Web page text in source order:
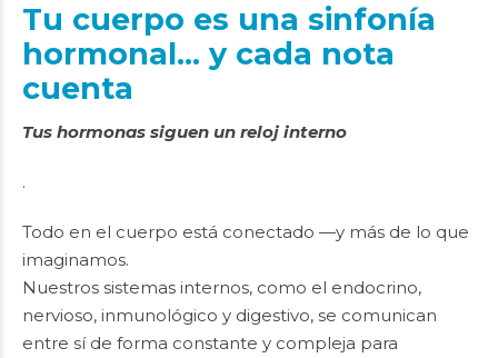
Tu cuerpo es una sinfonía
hormonal… y cada nota
cuenta
Tus hormonas siguen un reloj interno
.
Todo en el cuerpo está conectado —y más de lo que
imaginamos.
Nuestros sistemas internos, como el endocrino,
nervioso, inmunológico y digestivo, se comunican
entre sí de forma constante y compleja para